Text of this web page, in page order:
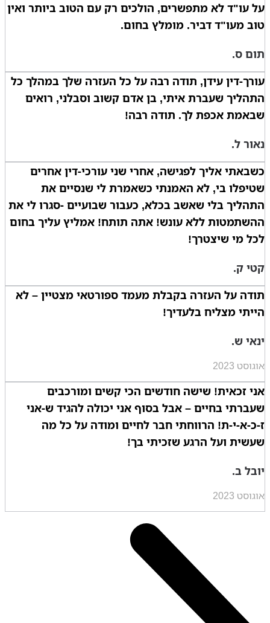
על עו"ד לא מתפשרים, הולכים רק עם הטוב ביותר ואין
טוב מעו"ד דביר. מומלץ בחום.
תום ס.
עורך-דין עידן, תודה רבה על כל העזרה שלך במהלך כל
התהליך שעברת איתי, בן אדם קשוב וסבלני, רואים
שבאמת אכפת לך. תודה רבה!
נאור ל.
כשבאתי אליך לפגישה, אחרי שני עורכי-דין אחרים
שטיפלו בי, לא האמנתי כשאמרת לי שנסיים את
התהליך בלי שאשב בכלא, כעבור שבועיים -סגרו לי את
ההשתמטות ללא עונש! אתה תותח! אמליץ עליך בחום
לכל מי שיצטרך!
קטי ק.
תודה על העזרה בקבלת מעמד ספורטאי מצטיין – לא
הייתי מצליח בלעדיך!
ינאי ש.
אוגוסט 2023
אני זכאית! שישה חודשים הכי קשים ומורכבים
שעברתי בחיים – אבל בסוף אני יכולה להגיד ש-אני
ז-כ-א-י-ת! הרווחתי חבר לחיים ומודה על כל מה
שעשית ועל הרגע שזכיתי בך!
יובל ב.
אוגוסט 2023